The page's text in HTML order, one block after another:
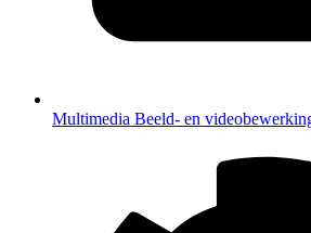
Multimedia Beeld- en